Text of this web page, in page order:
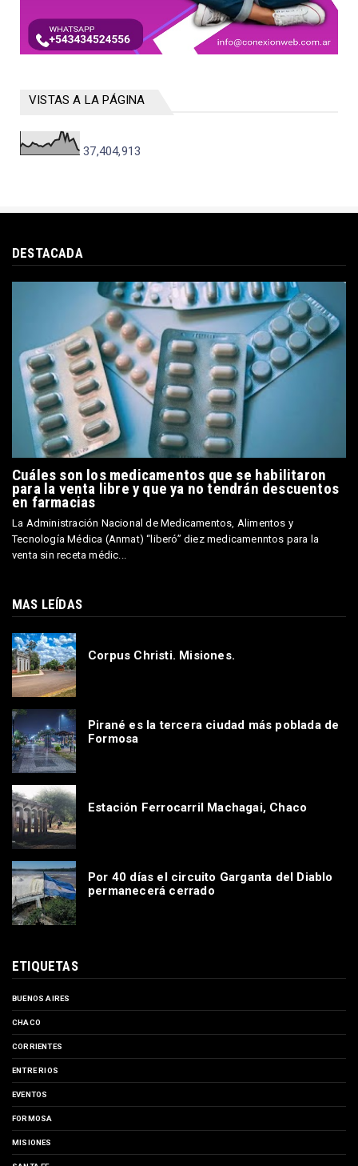
VISTAS A LA PÁGINA
37,404,913
DESTACADA
Cuáles son los medicamentos que se habilitaron
para la venta libre y que ya no tendrán descuentos
en farmacias
La Administración Nacional de Medicamentos, Alimentos y
Tecnología Médica (Anmat) “liberó” diez medicamenntos para la
venta sin receta médic...
MAS LEÍDAS
Corpus Christi. Misiones.
Pirané es la tercera ciudad más poblada de
Formosa
Estación Ferrocarril Machagai, Chaco
Por 40 días el circuito Garganta del Diablo
permanecerá cerrado
ETIQUETAS
BUENOS AIRES
CHACO
CORRIENTES
ENTRE RIOS
EVENTOS
FORMOSA
MISIONES